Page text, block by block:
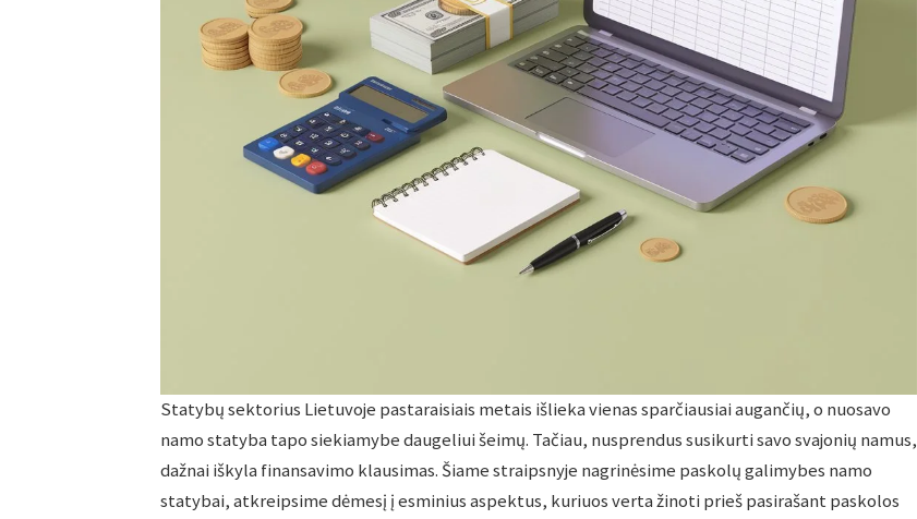
Statybų sektorius Lietuvoje pastaraisiais metais išlieka vienas sparčiausiai augančių, o nuosavo
namo statyba tapo siekiamybe daugeliui šeimų. Tačiau, nusprendus susikurti savo svajonių namus,
dažnai iškyla finansavimo klausimas. Šiame straipsnyje nagrinėsime paskolų galimybes namo
statybai, atkreipsime dėmesį į esminius aspektus, kuriuos verta žinoti prieš pasirašant paskolos